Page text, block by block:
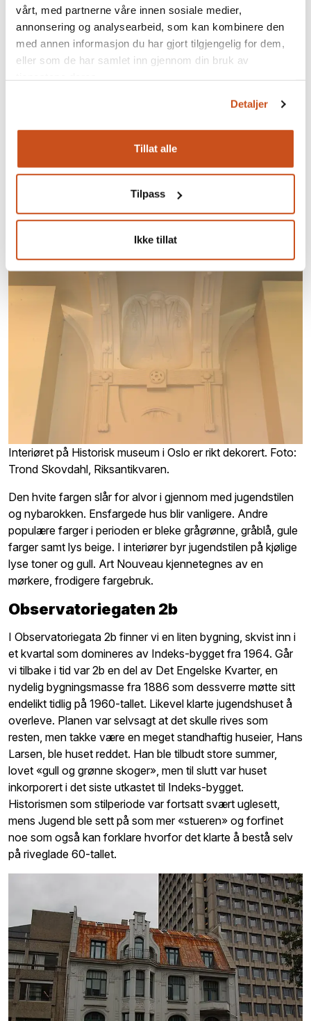
vårt, med partnerne våre innen sosiale medier,
annonsering og analysearbeid, som kan kombinere den
med annen informasjon du har gjort tilgjengelig for dem,
eller som de har samlet inn gjennom din bruk av
Detaljer
Tillat alle
Tilpass
Ikke tillat
Nationale Scene i Bergen, ark. Einar Oscar Schou
1909
Ålesund kalles Jugend-byen i Norge
Svaneapoteket i Ålesund 1908, nå Jugendsenteret,
tegnet av Hagbarth Martin Schytte-Berg
Historisk Museum på Tullinløkka, Oslo, tegnet av
Regjeringsbygningen, nå Finansdepartementet, Henrik
Hovedpostkontoret i Trondheim, tegnet av Karl Norum
For å lese mer om jugend-stil i Trondheim, ta en titt her
Interiøret på Historisk museum i Oslo er rikt dekorert. Foto:
Trond Skovdahl, Riksantikvaren.
Den hvite fargen slår for alvor i gjennom med jugendstilen
og nybarokken. Ensfargede hus blir vanligere. Andre
populære farger i perioden er bleke grågrønne, gråblå, gule
farger samt lys beige. I interiører byr jugendstilen på kjølige
lyse toner og gull. Art Nouveau kjennetegnes av en
mørkere, frodigere fargebruk.
Observatoriegaten 2b
I Observatoriegata 2b finner vi en liten bygning, skvist inn i
et kvartal som domineres av Indeks-bygget fra 1964. Går
vi tilbake i tid var 2b en del av Det Engelske Kvarter, en
nydelig bygningsmasse fra 1886 som dessverre møtte sitt
endelikt tidlig på 1960-tallet. Likevel klarte jugendshuset å
overleve. Planen var selvsagt at det skulle rives som
resten, men takke være en meget standhaftig huseier, Hans
Larsen, ble huset reddet. Han ble tilbudt store summer,
lovet «gull og grønne skoger», men til slutt var huset
inkorporert i det siste utkastet til Indeks-bygget.
Historismen som stilperiode var fortsatt svært uglesett,
mens Jugend ble sett på som mer «stueren» og forfinet
noe som også kan forklare hvorfor det klarte å bestå selv
på riveglade 60-tallet.